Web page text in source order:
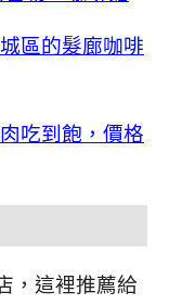
區的髮廊咖啡
吃到飽，價格
，這裡推薦給